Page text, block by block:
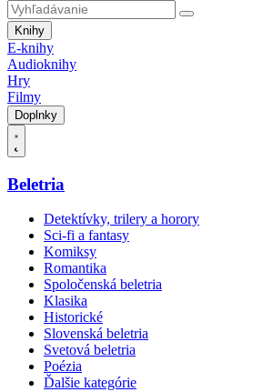
Knihy
E-knihy
Audioknihy
Hry
Filmy
Doplnky
Beletria
Detektívky, trilery a horory
Sci-fi a fantasy
Komiksy
Romantika
Spoločenská beletria
Klasika
Historické
Slovenská beletria
Svetová beletria
Poézia
Ďalšie kategórie